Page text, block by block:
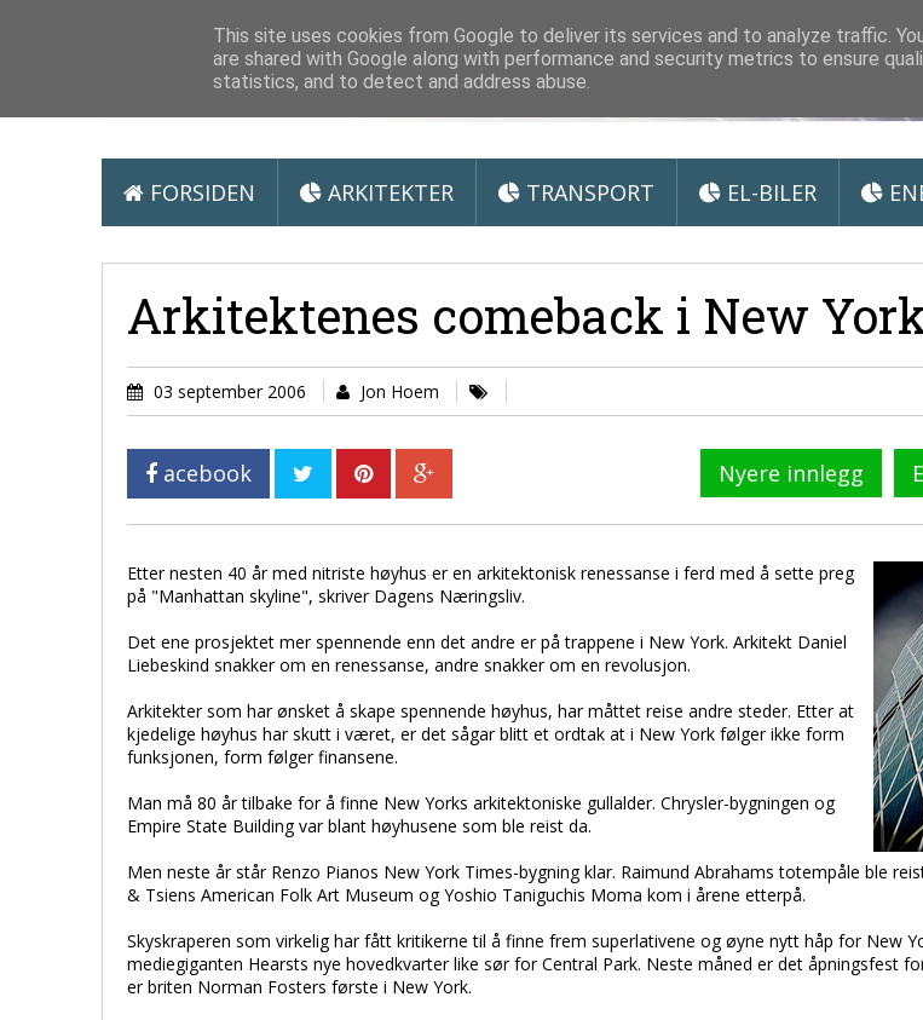
Arkitektur &
FORSIDEN ARKITEKTER TRANSPORT EL-BILER
Arkitektenes comeback i New
03 september 2006 Jon Hoem
acebook Nyere innlegg
Etter nesten 40 år med nitriste høyhus er en arkitektonisk renessanse i ferd med å sette preg
på "Manhattan skyline", skriver Dagens Næringsliv.
Det ene prosjektet mer spennende enn det andre er på trappene i New York. Arkitekt Daniel
Liebeskind snakker om en renessanse, andre snakker om en revolusjon.
Arkitekter som har ønsket å skape spennende høyhus, har måttet reise andre steder. Etter at
kjedelige høyhus har skutt i været, er det sågar blitt et ordtak at i New York følger ikke form
funksjonen, form følger finansene.
Man må 80 år tilbake for å finne New Yorks arkitektoniske gullalder. Chrysler-bygningen og
Empire State Building var blant høyhusene som ble reist da.
Men neste år står Renzo Pianos New York Times-bygning klar. Raimund Abrahams totempåle ble
& Tsiens American Folk Art Museum og Yoshio Taniguchis Moma kom i årene etterpå.
Skyskraperen som virkelig har fått kritikerne til å finne frem superlativene og øyne nytt håp for New
mediegiganten Hearsts nye hovedkvarter like sør for Central Park. Neste måned er det åpningsfest
er briten Norman Fosters første i New York.
This site uses cookies from Google to deliver its services and to analyze traffic.
are shared with Google along with performance and security metrics to ensure
statistics, and to detect and address abuse.